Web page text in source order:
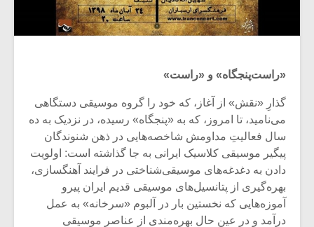
«راست‌پنجگاه» و «راست»
گذارِ «نقش» از آغاز، که خود را گروه موسیقی دستگاهی
می‌نامید، تا امروز، که به «پنجگاه» رسیده، در نزدیک به ده
سال فعالیتِ مداومش شاخصه‌هایی در ذهن شنوندگان
پیگیر موسیقی کلاسیک ایرانی به جا گذاشته است: اولویت
دادن به دغدغه‌های موسیقی‌شناختی در فرایند آهنگسازی،
بهره‌گیری از پتانسیل‌های موسیقی قدیم ایران پیرو
آموزه‌هایی که نخستین بار در آلبوم «سرخانه» به عمل
درآمد و در عین حال بهره‌مندی از عناصر موسیقی